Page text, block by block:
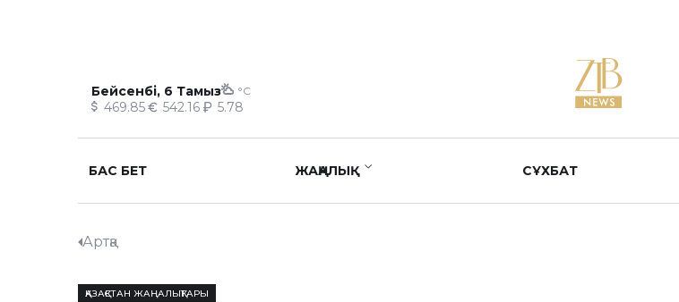
Бейсенбі, 6 Тамыз °C
469.85 542.16 5.78
БАС БЕТ ЖАҢАЛЫҚ СҰХБАТ
Артқа
ҚАЗАҚСТАН ЖАҢАЛЫҚТАРЫ